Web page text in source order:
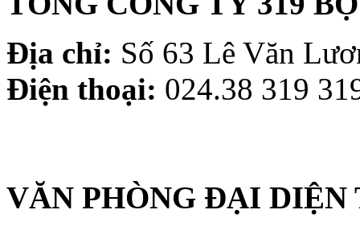
Địa chỉ: Số 63 Lê Văn
Điện thoại: 024.38 319
VĂN PHÒNG ĐẠI